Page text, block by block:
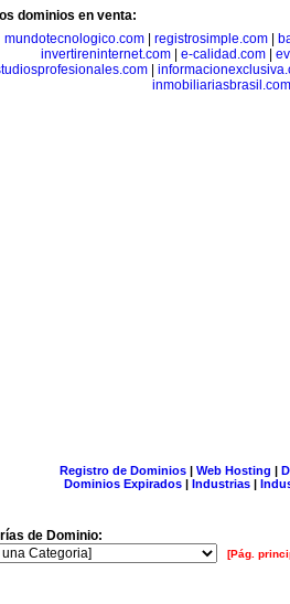
dominios en venta:
mundotecnologico.com| registrosimple.com|
invertireninternet.com| e-calidad.com|
|
inmobiliariasbrasil.com
Registro de Dominios| Web Hosting |
Dominios Expirados | Industrias |
de Dominio:
[Pág.